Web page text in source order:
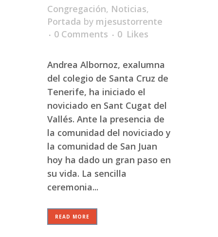
Congregación, Noticias,
Portada by mjesustorrente
0 Comments
0 Likes
Andrea Albornoz, exalumna
del colegio de Santa Cruz de
Tenerife, ha iniciado el
noviciado en Sant Cugat del
Vallés. Ante la presencia de
la comunidad del noviciado y
la comunidad de San Juan
hoy ha dado un gran paso en
su vida. La sencilla
ceremonia...
READ MORE